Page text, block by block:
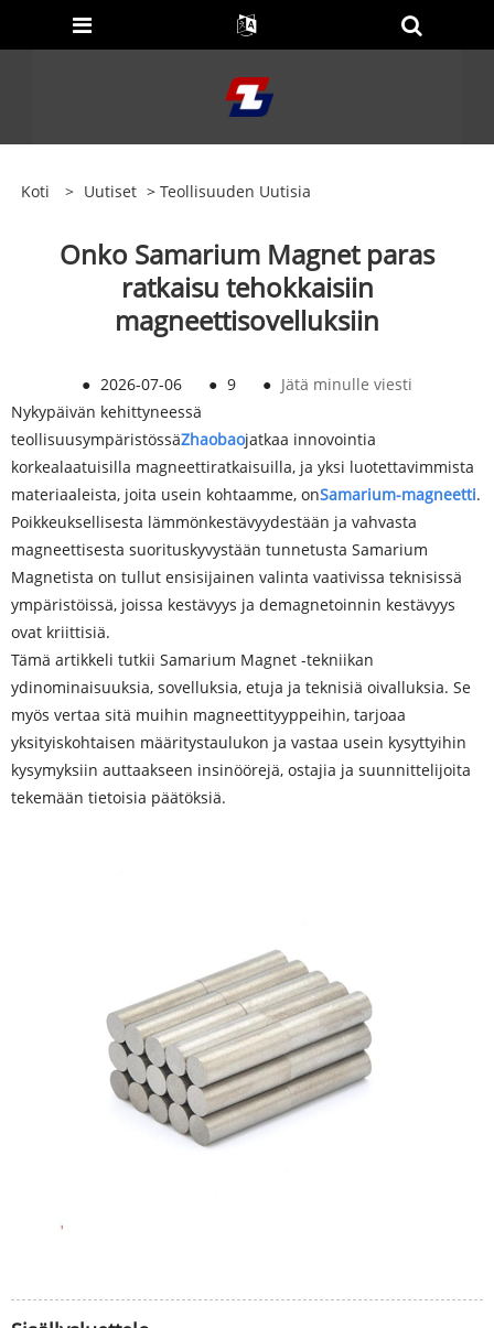
Koti > Uutiset > Teollisuuden Uutisia
Onko Samarium Magnet paras
ratkaisu tehokkaisiin
magneettisovelluksiin
● 2026-07-06 ● 9 ● Jätä minulle viesti
Nykypäivän kehittyneessä
teollisuusympäristössäZhaobaojatkaa innovointia
korkealaatuisilla magneettiratkaisuilla, ja yksi luotettavimmista
materiaaleista, joita usein kohtaamme, onSamarium-magneetti.
Poikkeuksellisesta lämmönkestävyydestään ja vahvasta
magneettisesta suorituskyvystään tunnetusta Samarium
Magnetista on tullut ensisijainen valinta vaativissa teknisissä
ympäristöissä, joissa kestävyys ja demagnetoinnin kestävyys
ovat kriittisiä.
Tämä artikkeli tutkii Samarium Magnet -tekniikan
ydinominaisuuksia, sovelluksia, etuja ja teknisiä oivalluksia. Se
myös vertaa sitä muihin magneettityyppeihin, tarjoaa
yksityiskohtaisen määritystaulukon ja vastaa usein kysyttyihin
kysymyksiin auttaakseen insinöörejä, ostajia ja suunnittelijoita
tekemään tietoisia päätöksiä.